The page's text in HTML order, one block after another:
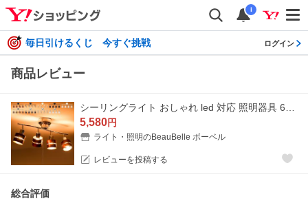
i
毎日引けるくじ 今すぐ挑戦 ログイン
商品レビュー
5,580円
ライト・照明のBeauBelle ボーベル
レビューを投稿する
総合評価